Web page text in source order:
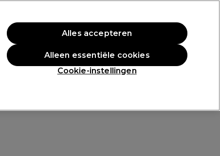
Aanmelden
Professionele Awards
Cookie-instellingen
Alleen essentiële cookies
Alles accepteren